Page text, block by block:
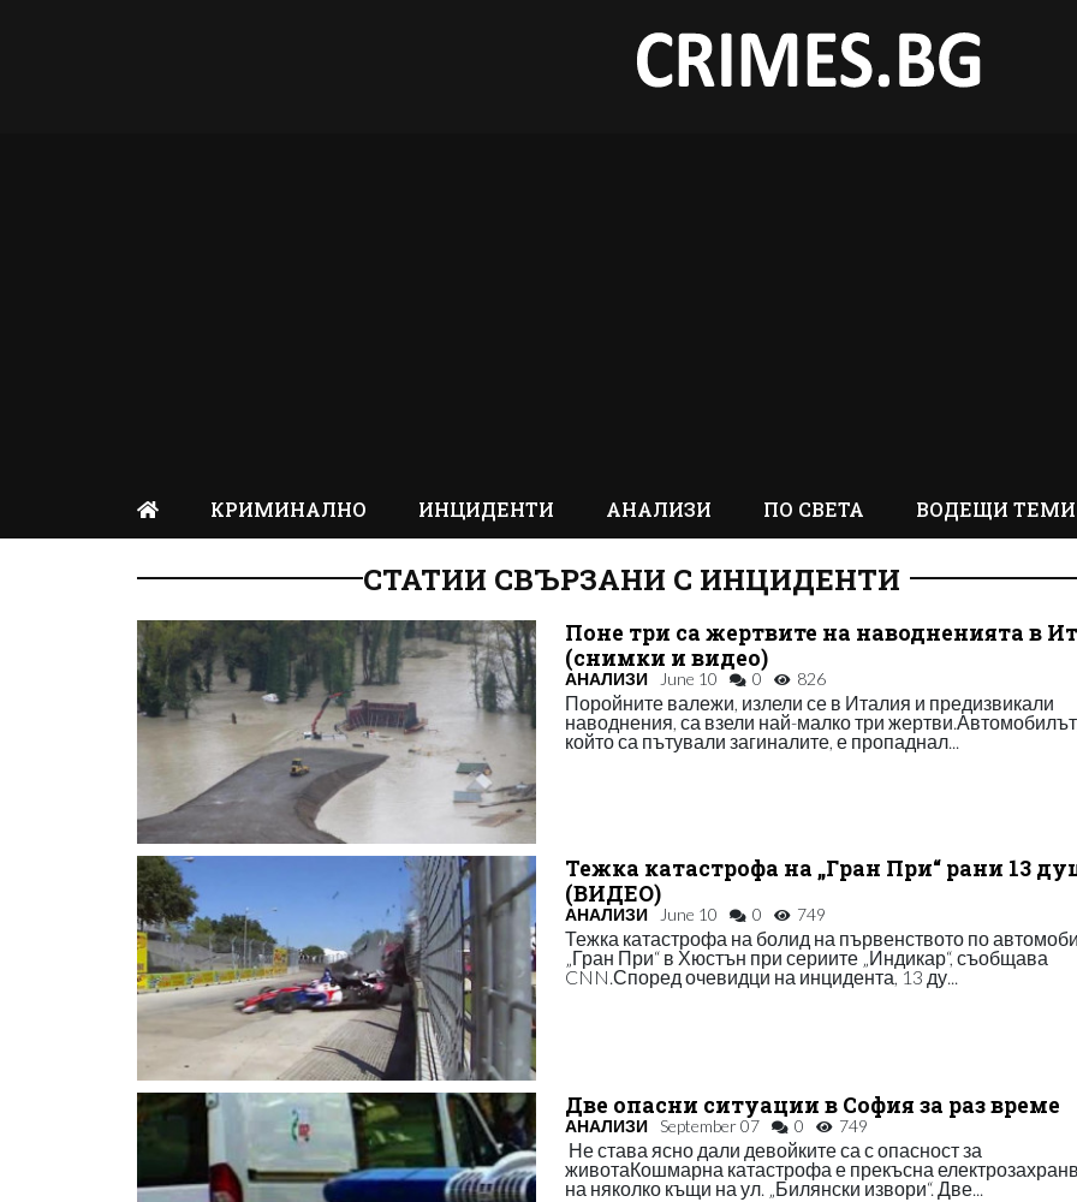
КРИМИНАЛНО ИНЦИДЕНТИ АНАЛИЗИ ПО СВЕТА ВОДЕЩИ ТЕМИ
СТАТИИ СВЪРЗАНИ С ИНЦИДЕНТИ
Поне три са жертвите на наводненията в
(снимки и видео)
АНАЛИЗИ June 10 0 826
Поройните валежи, излели се в Италия и предизвикали
наводнения, са взели най-малко три
който са пътували загиналите, е пропаднал...
Тежка катастрофа на „Гран При“ рани 13
(ВИДЕО)
АНАЛИЗИ June 10 0 749
Тежка катастрофа на болид на първенството по
„Гран При“ в Хюстън при сериите „Индикар“, съобщава
CNN.Според очевидци на инцидента, 13 ду...
Две опасни ситуации в София за раз време
АНАЛИЗИ September 07 0 749
Не става ясно дали девойките са с опасност за
животаКошмарна катастрофа е прекъсна
на няколко къщи на ул. „Билянски извори“. Две...